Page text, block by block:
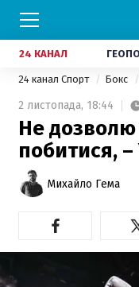
24 КАНАЛ
24 канал Спорт Бокс
2 листопада, 18:44
Не
побитися,
Михайло Гема